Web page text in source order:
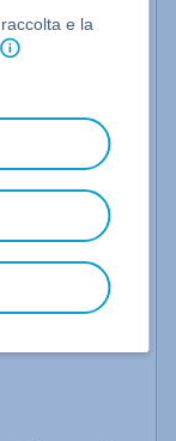
indentificare
e la